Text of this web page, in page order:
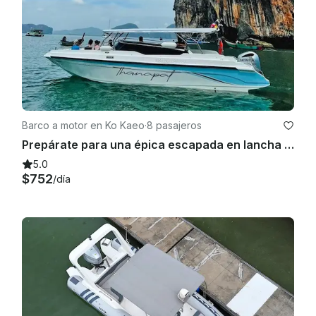
Barco a motor en Ko Kaeo·8 pasajeros
Prepárate para una épica escapada en lancha rápida a las islas Phi Phi/James Bond/Krabi
5.0
$752/día